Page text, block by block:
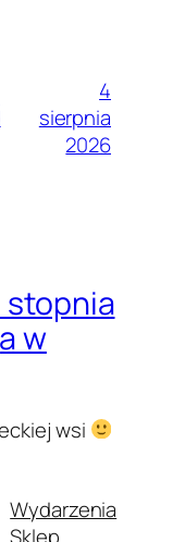
4
sierpnia
2026
stopnia
w
wsi
Wydarzenia